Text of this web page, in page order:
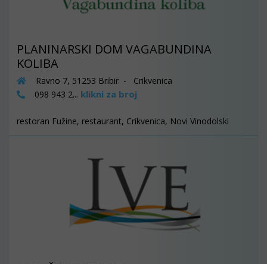
PLANINARSKI DOM VAGABUNDINA
KOLIBA
Ravno 7, 51253 Bribir - Crikvenica
098 943 2... klikni za broj
restoran Fužine, restaurant, Crikvenica, Novi Vinodolski